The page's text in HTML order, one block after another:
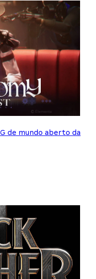
de mundo aberto da